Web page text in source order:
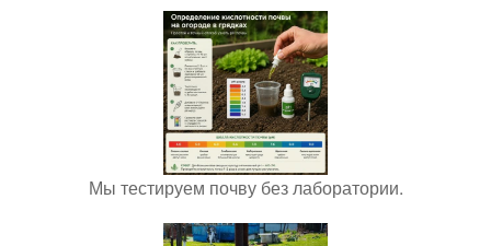
Мы тестируем почву без лаборатории.